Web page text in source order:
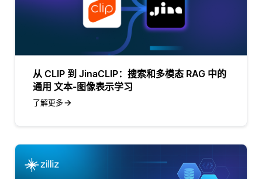
从 CLIP 到 JinaCLIP：搜索和多模态 RAG 中的
通用 文本-图像表示学习
了解更多